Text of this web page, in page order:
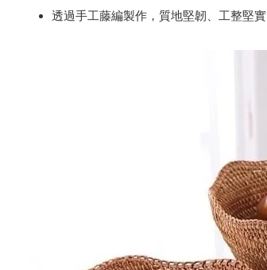
透過手工藤編製作，質地堅韌、工整堅實